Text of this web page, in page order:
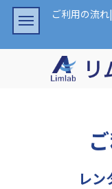
ご利用の流
レ